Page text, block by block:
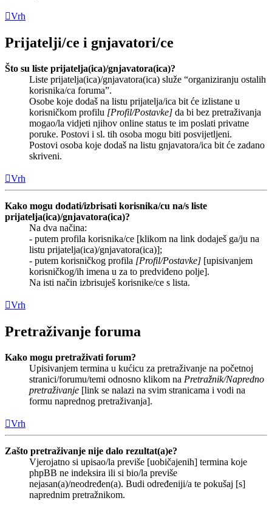
Vrh
Prijatelji/ce i gnjavatori/ce
Što su liste prijatelja(ica)/gnjavatora(ica)?
Liste prijatelja(ica)/gnjavatora(ica) služe “organiziranju ostalih
korisnika/ca foruma”.
Osobe koje dodaš na listu prijatelja/ica bit će izlistane u
korisničkom profilu [Profil/Postavke] da bi bez pretraživanja
mogao/la vidjeti njihov online status te im poslati privatne
poruke. Postovi i sl. tih osoba mogu biti posvijetljeni.
Postovi osoba koje dodaš na listu gnjavatora/ica bit će zadano
skriveni.
Vrh
Kako mogu dodati/izbrisati korisnika/cu na/s liste
prijatelja(ica)/gnjavatora(ica)?
Na dva načina:
- putem profila korisnika/ce [klikom na link dodaješ ga/ju na
listu prijatelja(ica)/gnjavatora(ica)];
- putem korisničkog profila [Profil/Postavke] [upisivanjem
korisničkog/ih imena u za to predviđeno polje].
Na isti način izbrisuješ korisnike/ce s lista.
Vrh
Pretraživanje foruma
Kako mogu pretraživati forum?
Upisivanjem termina u kućicu za pretraživanje na početnoj
stranici/forumu/temi odnosno klikom na Pretražnik/Napredno
pretraživanje [link se nalazi na svim stranicama i vodi na
formu naprednog pretraživanja].
Vrh
Zašto pretraživanje nije dalo rezultat(a)e?
Vjerojatno si upisao/la previše [uobičajenih] termina koje
phpBB ne indeksira ili si bio/la previše
nejasan(a)/neodređen(a). Budi određeniji/a te pokušaj [s]
naprednim pretražnikom.